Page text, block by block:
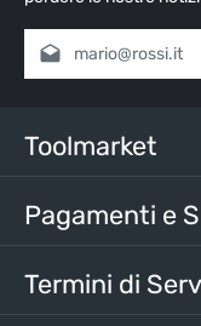
Indirizzo e-mail*
nostri termini e
Inserisci i caratteri
Toolmarket
Pagamenti e
Termini di